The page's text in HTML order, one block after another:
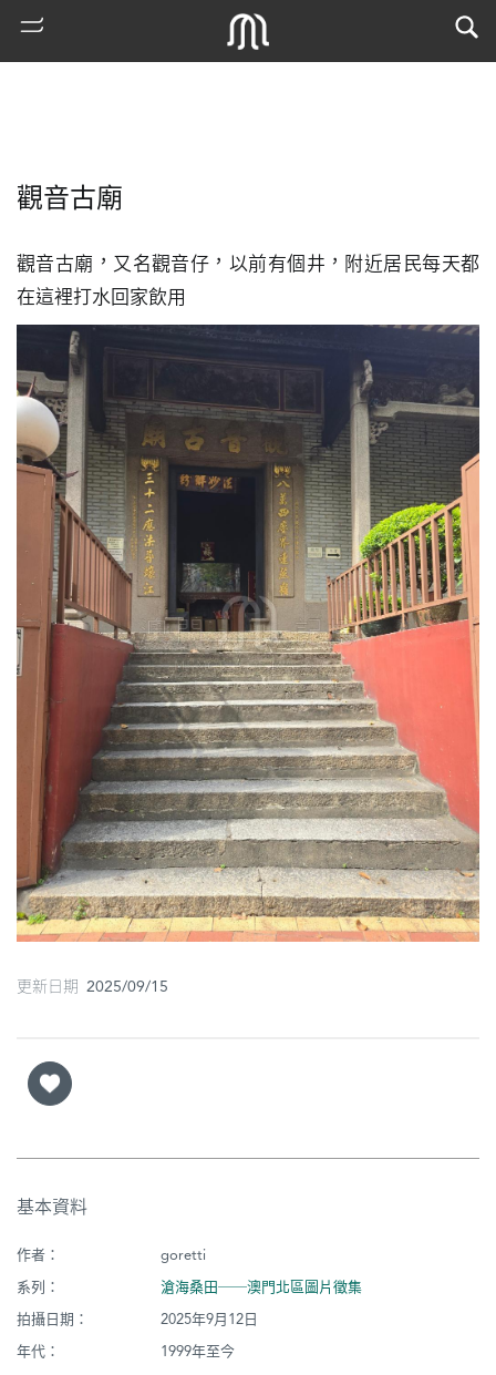
門
搜
索
古
閣
寺
廟
街
市
觀音古廟
觀音古廟，又名觀音仔，以前有個井，附近居民每天都
在這裡打水回家飲用
更新日期 2025/09/15
基本資料
作者：
goretti
系列：
滄海桑田──澳門北區圖片徵集
拍攝日期：
2025年9月12日
年代：
1999年至今